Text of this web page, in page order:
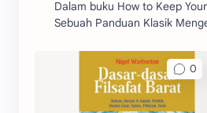
Dalam buku How to Keep
Sebuah Panduan Klasik
berbagai prinsip dan strategi
mengelola emosi, khus